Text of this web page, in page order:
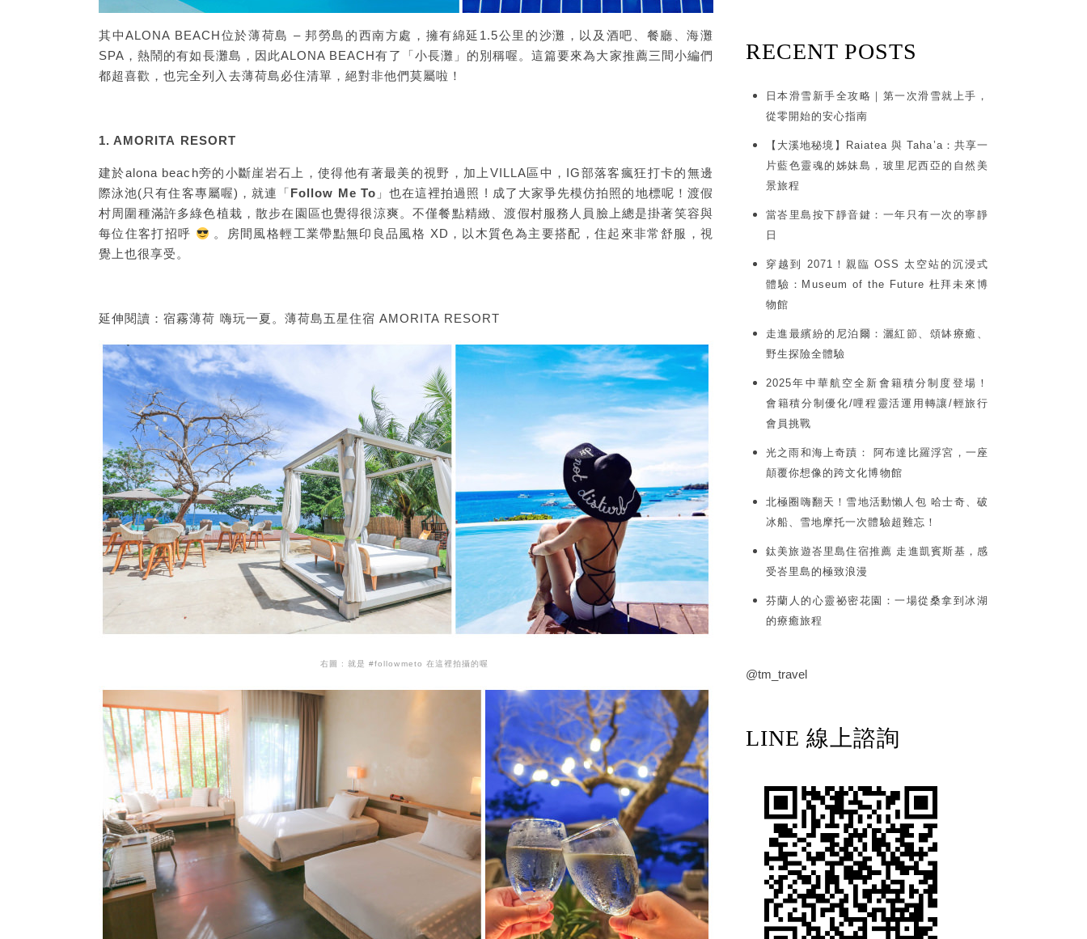
其中ALONA BEACH位於薄荷島 – 邦勞島的西南方處，擁有綿延1.5公里的沙灘，以及酒吧、餐廳、海灘
SPA，熱鬧的有如長灘島，因此ALONA BEACH有了「小長灘」的別稱喔。這篇要來為大家推薦三間小編們
都超喜歡，也完全列入去薄荷島必住清單，絕對非他們莫屬啦！
1. AMORITA RESORT
建於alona beach旁的小斷崖岩石上，使得他有著最美的視野，加上VILLA區中，IG部落客瘋狂打卡的無邊
際泳池(只有住客專屬喔)，就連「Follow Me To 」也在這裡拍過照 ! 成了大家爭先模仿拍照的地標呢！渡假
村周圍種滿許多綠色植栽，散步在園區也覺得很涼爽。不僅餐點精緻、渡假村服務人員臉上總是掛著笑容與
每位住客打招呼
。房間風格輕工業帶點無印良品風格 XD，以木質色為主要搭配，住起來非常舒服，視
覺上也很享受。
延伸閱讀：宿霧薄荷 嗨玩一夏。薄荷島五星住宿 AMORITA RESORT
右圖 : 就是 #followmeto 在這裡拍攝的喔
RECENT POSTS
日本滑雪新手全攻略｜第一次滑雪就上手，
從零開始的安心指南
【大溪地秘境】Raiatea 與 Taha’a：共享一
片藍色靈魂的姊妹島，玻里尼西亞的自然美
景旅程
當峇里島按下靜音鍵：一年只有一次的寧靜
日
穿越到 2071！親臨 OSS 太空站的沉浸式
體驗：Museum of the Future 杜拜未來博
物館
走進最繽紛的尼泊爾：灑紅節、頌缽療癒、
野生探險全體驗
2025年中華航空全新會籍積分制度登場！
會籍積分制優化/哩程靈活運用轉讓/輕旅行
會員挑戰
光之雨和海上奇蹟： 阿布達比羅浮宮，一座
顛覆你想像的跨文化博物館
北極圈嗨翻天！雪地活動懶人包 哈士奇、破
冰船、雪地摩托一次體驗超難忘！
鈦美旅遊峇里島住宿推薦 走進凱賓斯基，感
受峇里島的極致浪漫
芬蘭人的心靈祕密花園：一場從桑拿到冰湖
的療癒旅程
@tm_travel
LINE 線上諮詢